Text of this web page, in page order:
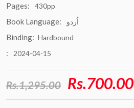
Pages: 430pp
Book Language: اُردو
Binding: Hardbound
: 2024-04-15
Rs.1,295.00 Rs.700.00